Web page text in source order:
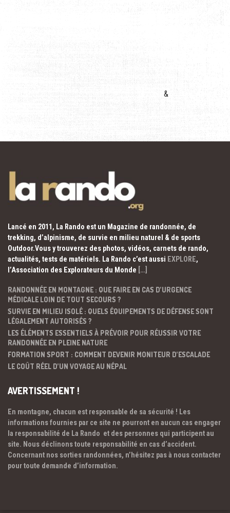
&
Lancé en 2011, La Rando est un Magazine de randonnée, de
trekking, d’alpinisme, de survie en milieu naturel & de sports
Outdoor.Vous y trouverez des photos, vidéos, carnets de rando,
actualités, tests de matériels. La Rando c’est aussi EXPLORE,
l’Association des Explorateurs du Monde […]
RANDONNÉE EN MONTAGNE : QUE FAIRE EN CAS D’URGENCE
MÉDICALE LOIN DE TOUT SECOURS ?
SURVIE EN MILIEU ISOLÉ : QUELS ÉQUIPEMENTS DE DÉFENSE SONT
LÉGALEMENT AUTORISÉS ?
LES ÉLÉMENTS ESSENTIELS À PRÉVOIR POUR RÉUSSIR VOTRE
RANDONNÉE EN PLEINE NATURE
FORMATION SPORT : COMMENT DEVENIR MONITEUR D’ESCALADE
LE COÛT RÉEL D’UN VOYAGE AU NÉPAL
AVERTISSEMENT !
En montagne, chacun est responsable de sa sécurité ! Les
informations fournies par ce site ne pourront en aucun cas engager
la responsabilité de La Rando et des personnes qui participent au
site. Nous déclinons toute responsabilité en cas d’accident.
Concernant nos sorties randonnées, n’hésitez pas à nous contacter
pour toute demande d’information.